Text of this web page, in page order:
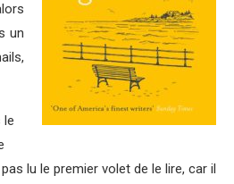
un
le
lu le premier volet de le lire, car il